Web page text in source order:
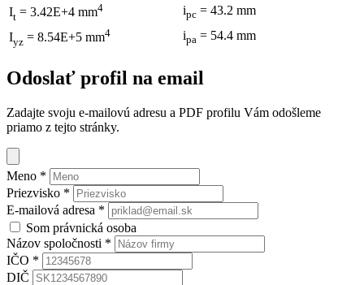
It = 3.42E+4 mm4 ipc = 43.2 mm
Iyz = 8.54E+5 mm4 ipa = 54.4 mm
Odoslať profil na email
Zadajte svoju e-mailovú adresu a PDF profilu Vám odošleme
priamo z tejto stránky.
Meno *
Priezvisko *
E-mailová adresa *
Som právnická osoba
Názov spoločnosti *
IČO *
DIČ